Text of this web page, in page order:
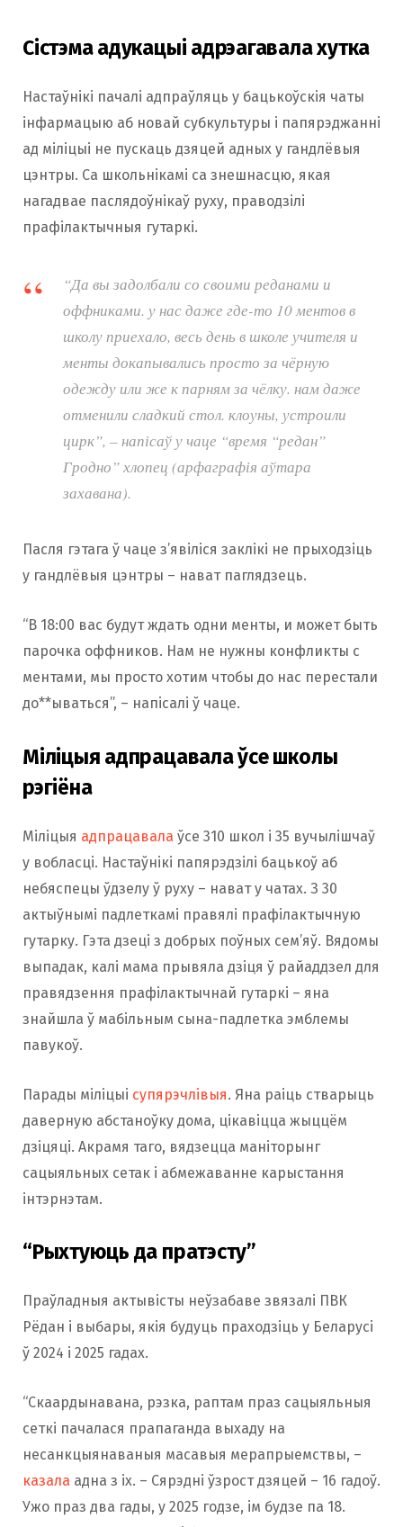
выгляд: доўгія валасы і байкі з лагатыпам
адбівацца. Гэта знялі на відэа і выклалі ў
TikTok. Падлеткі вырашылі аб’яднацца, каб
пастаяць за сябе. Літаральна за некалькі
дзён субкультура прыйшла ў гарады Расіі,
Украіны і Беларусі.
Гомелі. Тады затрымалі каля 200 чалавек,
183 З якіх былі непаўналетнімі. Распачалі
крымінальную справу. Пасля гэтага пачалі
спыняць спробы сабрацца ў іншых гарадах.
На 14 сакавіка ў Telegram-канале «время
„редан“ Гродно» 29 падпісчыкаў. Канал
стварылі 27 лютага, каб распавядаць, што з
рухам адбываецца ў Гродне, «бо цяпер
скінамі». Згадкі пра рух былі і ў TikTok. У той
жа дзень абвясцілі «забіў» ў ТРК «Трыніці»
Ужо тады карыстальнікі турбаваліся, што
тых, хто прыйшоў, будуць чакаць пераломы
або затрымання АМАПам. “Я разумею, што
што такія культуры і ЛГБТ-людзей
ўшчамляюць», — палічыў карыстальнікі
Сістэма адукацыі адрэагавала хутка
Настаўнікі пачалі адпраўляць у бацькоўскія чаты
інфармацыю аб новай субкультуры і папярэджанні
ад міліцыі не пускаць дзяцей адных у гандлёвыя
цэнтры. Са школьнікамі са знешнасцю, якая
нагадвае паслядоўнікаў руху, праводзілі
прафілактычныя гутаркі.
“Да вы задолбали со своими реданами и
оффниками. у нас даже где-то 10 ментов в
школу приехало, весь день в школе учителя и
менты докапывались просто за чёрную
одежду или же к парням за чёлку. нам даже
отменили сладкий стол. клоуны, устроили
цирк”, – напісаў у чаце “время “редан”
Гродно” хлопец (арфаграфія аўтара
захавана).
Пасля гэтага ў чаце з’явіліся заклікі не прыходзіць
у гандлёвыя цэнтры – нават паглядзець.
“В 18:00 вас будут ждать одни менты, и может быть
парочка оффников. Нам не нужны конфликты с
ментами, мы просто хотим чтобы до нас перестали
до**ываться”, – напісалі ў чаце.
Міліцыя адпрацавала ўсе школы
рэгіёна
Міліцыя адпрацавала ўсе 310 школ і 35 вучылішчаў
у вобласці. Настаўнікі папярэдзілі бацькоў аб
небяспецы ўдзелу ў руху – нават у чатах. З 30
актыўнымі падлеткамі правялі прафілактычную
гутарку. Гэта дзеці з добрых поўных сем’яў. Вядомы
выпадак, калі мама прывяла дзіця ў райаддзел для
правядзення прафілактычнай гутаркі – яна
знайшла ў мабільным сына-падлетка эмблемы
павукоў.
Парады міліцыі супярэчлівыя. Яна раіць стварыць
даверную абстаноўку дома, цікавіцца жыццём
дзіцяці. Акрамя таго, вядзецца маніторынг
сацыяльных сетак і абмежаванне карыстання
інтэрнэтам.
“Рыхтуюць да пратэсту”
Праўладныя актывісты неўзабаве звязалі ПВК
Рёдан і выбары, якія будуць праходзіць у Беларусі
ў 2024 і 2025 гадах.
“Скаардынавана, рэзка, раптам праз сацыяльныя
сеткі пачалася прапаганда выхаду на
несанкцыянаваныя масавыя мерапрыемствы, –
казала адна з іх. – Сярэдні ўзрост дзяцей – 16 гадоў.
Ужо праз два гады, у 2025 годзе, ім будзе па 18.